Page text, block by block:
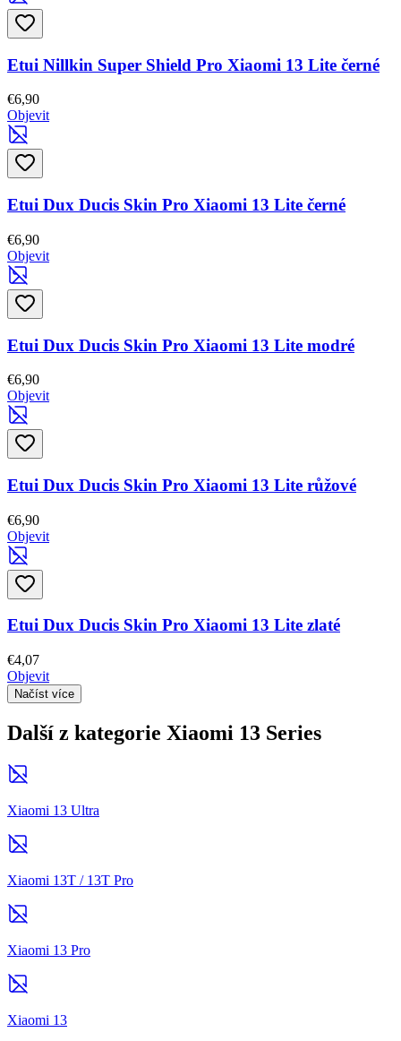
Etui Nillkin Super Shield Pro Xiaomi 13 Lite černé
€6,90
Objevit
Etui Dux Ducis Skin Pro Xiaomi 13 Lite černé
€6,90
Objevit
Etui Dux Ducis Skin Pro Xiaomi 13 Lite modré
€6,90
Objevit
Etui Dux Ducis Skin Pro Xiaomi 13 Lite růžové
€6,90
Objevit
Etui Dux Ducis Skin Pro Xiaomi 13 Lite zlaté
€4,07
Objevit
Načíst více
Další z kategorie Xiaomi 13 Series
Xiaomi 13 Ultra
Xiaomi 13T / 13T Pro
Xiaomi 13 Pro
Xiaomi 13